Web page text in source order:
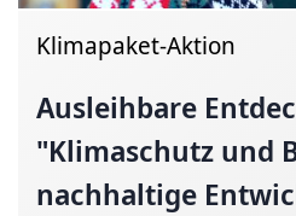
Klimapaket-Aktion
Ausleihbare
"Klimaschutz und
nachhaltige